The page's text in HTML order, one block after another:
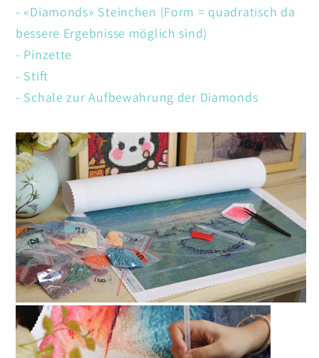
- «Diamonds» Steinchen (Form = quadratisch da
bessere Ergebnisse möglich sind)
- Pinzette
- Stift
- Schale zur Aufbewahrung der Diamonds